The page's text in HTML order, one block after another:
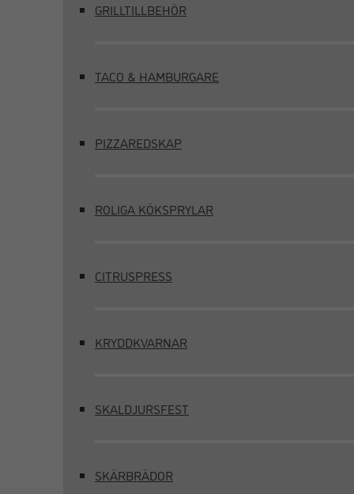
GRILLTILLBEHÖR
TACO & HAMBURGARE
PIZZAREDSKAP
ROLIGA KÖKSPRYLAR
CITRUSPRESS
KRYDDKVARNAR
SKALDJURSFEST
SKÄRBRÄDOR